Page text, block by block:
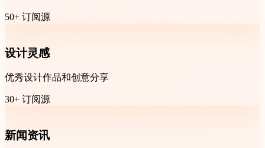
50+ 订阅源
设计灵感
优秀设计作品和创意分享
30+ 订阅源
新闻资讯